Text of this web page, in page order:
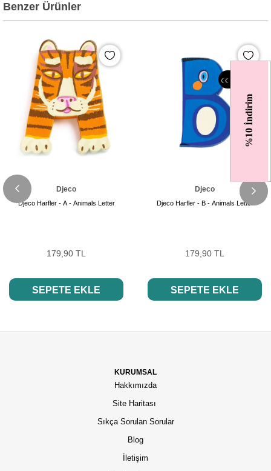
%10 İndirim
‹‹
Benzer Ürünler
Djeco
Djeco Harfler - A - Animals Letter
179,90 TL
SEPETE EKLE
Djeco
Djeco Harfler - B - Animals Letter
179,90 TL
SEPETE EKLE
KURUMSAL
Hakkımızda
Site Haritası
Sıkça Sorulan Sorular
Blog
İletişim